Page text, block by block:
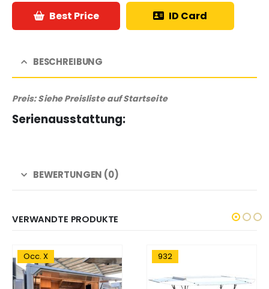
Best Price ID Card
BESCHREIBUNG
Preis: Siehe Preisliste auf Startseite
Serienausstattung:
BEWERTUNGEN (0)
VERWANDTE PRODUKTE
Occ. X 932